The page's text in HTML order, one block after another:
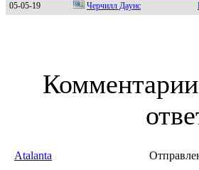
05-05-19 Чеpчилл Дaунс
Atalanta